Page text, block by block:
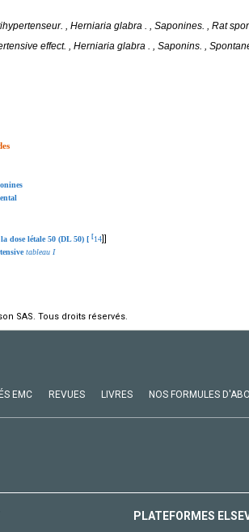
, Herniaria glabra . , Saponines. , Rat
effect. , Herniaria glabra . , Saponins. ,
dose létale 50 (DL 50) [ [14
tableau I
SAS. Tous droits réservés.
EMC REVUES LIVRES NOS FORMULES
PLATEFORMES